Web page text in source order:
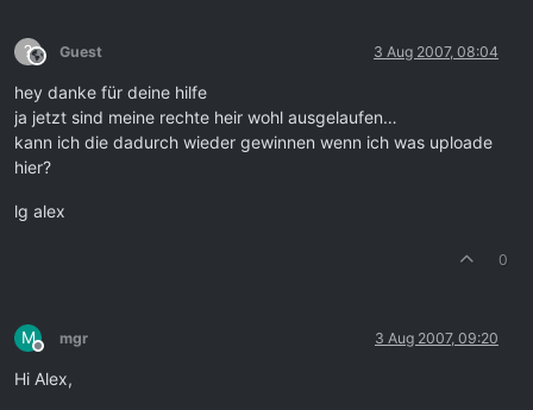
?This user is from outside of this forum
Guest 3 Aug 2007, 08:04
hey danke für deine hilfe
ja jetzt sind meine rechte heir wohl ausgelaufen…
kann ich die dadurch wieder gewinnen wenn ich was uploade
hier?
lg alex
0
M
Offline
mgr 3 Aug 2007, 09:20
Hi Alex,